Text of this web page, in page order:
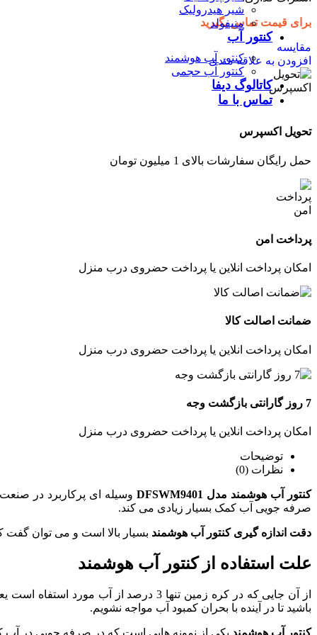
شیر هیدرولیک
منیفولد
کنتور آب
کنتور آب هوشمند
کنتور آب حجمی
کاتالوگ دیفا
تماس با ما
برای قیمت تماس بگیرید
مقایسه
افزودن به علاقه مندی
تحویل اکسپرس
حمل رایگان سفارشات بالای 1 میلیون تومان
پرداخت امن
امکان پرداخت انلاین یا پرداخت حضروی درب منزل
ضمانت اصالت کالا
امکان پرداخت انلاین یا پرداخت حضروی درب منزل
7 روز گارانتی بازگشت وجه
امکان پرداخت انلاین یا پرداخت حضروی درب منزل
توضیحات
نظرات (0)
کنتور آب هوشمند مدل DFSWM9401
وسیله ای پرکاربرد در
صرفه جویی آب کمک بسیار زیادی می کند.
دقت اندازه گیری کنتور آب هوشمند بسیار بالا است و می توان
علت استفاده از کنتور آب هوشمند
از آن جایی که در کره زمین تنها 3 درصد از آب مورد استفاه است یعنی
باشید تا در آینده با بحران کمبود آب مواجه نشویم.
کنتور آب هوشمند یکی از نمونه هایی است که در صرفه جویی در آب